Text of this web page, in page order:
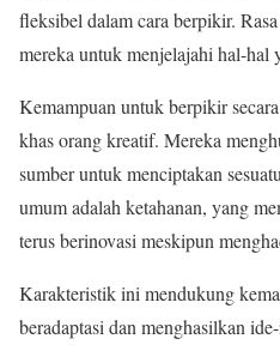
fleksibel dalam cara berpikir.
mereka untuk menjelajahi hal-hal
Kemampuan untuk berpikir
khas orang kreatif. Mereka
sumber untuk menciptakan
umum adalah ketahanan, yang
terus berinovasi meskipun
Karakteristik ini mendukung
beradaptasi dan menghasilkan